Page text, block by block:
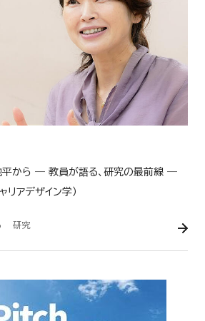
平から ― 教員が語る、研究の最前線 ―
アデザイン学）
研究